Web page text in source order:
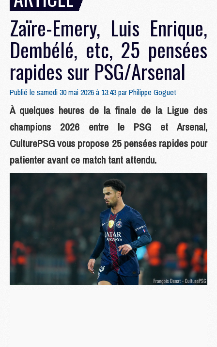
Zaïre-Emery, Luis Enrique,
Dembélé, etc, 25 pensées
rapides sur PSG/Arsenal
Publié le samedi 30 mai 2026 à 13:43 parPhilippe Goguet
À quelques heures de la finale de la Ligue des
champions 2026 entre le PSG et Arsenal,
CulturePSG vous propose 25 pensées rapides pour
patienter avant ce match tant attendu.